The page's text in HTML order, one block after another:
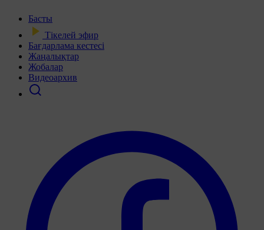
Басты
Тікелей эфир
Бағдарлама кестесі
Жаңалықтар
Жобалар
Видеоархив